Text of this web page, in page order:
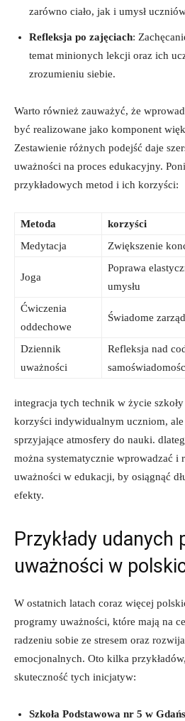
zarówno⁢ ciało, jak ‌i⁢ umysł
Refleksja​ po ​zajęciach:
temat minionych lekcji oraz ich
zrozumieniu‌ siebie.
Warto‌ również zauważyć, że
być ‍realizowane jako komponent‍
Zestawienie różnych podejść daje
uważności na ​proces‍ edukacyjny.
przykładowych‍ metod ​i ich korzyści:
Metoda
korzyści
Medytacja
Zwiększenie
Joga
Poprawa
umysłu
Ćwiczenia
oddechowe
Świadome
Dziennik
uważności
Refleksja nad
integracja tych technik w życie
korzyści indywidualnym uczniom, ale
sprzyjające atmosfery do⁢ nauki.
można ⁤systematycznie wprowadzać i
⁢uważności‍ w edukacji, by osiągnąć
efekty.
Przykłady udanych
uważności w
W⁣ ostatnich⁣ latach coraz więcej
programy uważności, które mają na
radzeniu sobie⁣ ze stresem oraz
emocjonalnych. ​Oto kilka
skuteczność tych ⁢inicjatyw:
Szkoła⁤ Podstawowa nr⁤ 5 w